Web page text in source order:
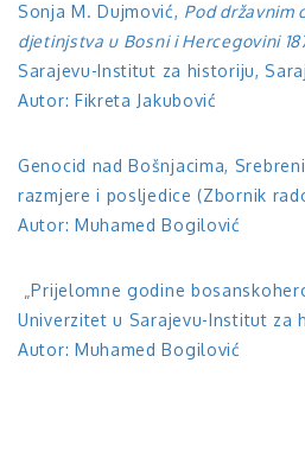
Sonja M. Dujmović, Pod državnim
djetinjstva u Bosni i Hercegovini
Sarajevu-Institut za historiju,
Autor: Fikreta Jakubović
Genocid nad Bošnjacima,
razmjere i posljedice (Zbornik
Autor: Muhamed Bogilović
„Prijelomne godine
Univerzitet u Sarajevu-Institut za
Autor: Muhamed Bogilović